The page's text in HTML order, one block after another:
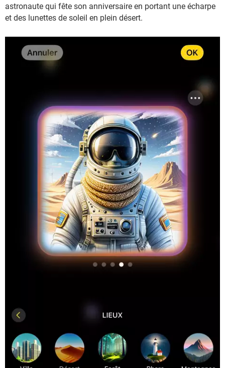
astronaute qui fête son anniversaire en portant une écharpe
et des lunettes de soleil en plein désert.